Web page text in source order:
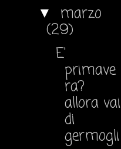
▼ marzo
(29)
E'
primave
ra?
allora vai
di
germogli